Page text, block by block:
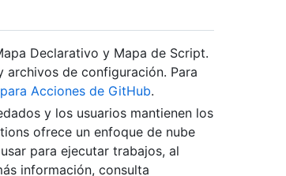
Declarativo y Mapa de Script.
de configuración. Para
Acciones de GitHub.
y los usuarios mantienen los
ofrece un enfoque de nube
para ejecutar trabajos, al
información, consulta